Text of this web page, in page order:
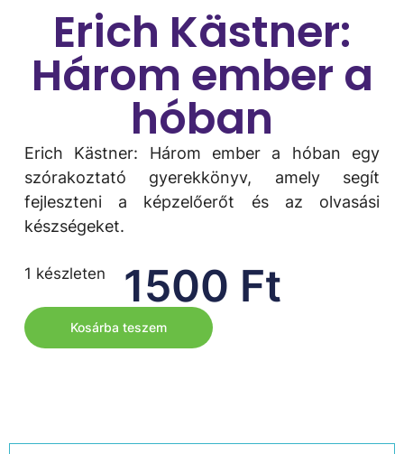
Erich Kästner:
Három ember a
hóban
Erich Kästner: Három ember a hóban egy
szórakoztató gyerekkönyv, amely segít
fejleszteni a képzelőerőt és az olvasási
készségeket.
1500 Ft
1 készleten
Kosárba teszem